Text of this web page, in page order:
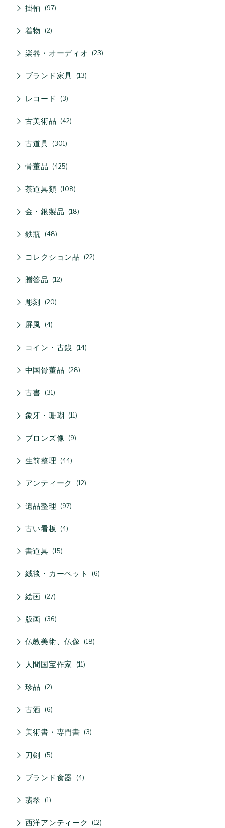
掛軸 97
着物 2
楽器・オーディオ 23
ブランド家具 13
レコード 3
古美術品 42
古道具 301
骨董品 425
茶道具類 108
金・銀製品 18
鉄瓶 48
コレクション品 22
贈答品 12
彫刻 20
屏風 4
コイン・古銭 14
中国骨董品 28
古書 31
象牙・珊瑚 11
ブロンズ像 9
生前整理 44
アンティーク 12
遺品整理 97
古い看板 4
書道具 15
絨毯・カーペット 6
絵画 27
版画 36
仏教美術、仏像 18
人間国宝作家 11
珍品 2
古酒 6
美術書・専門書 3
刀剣 5
ブランド食器 4
翡翠 1
西洋アンティーク 12